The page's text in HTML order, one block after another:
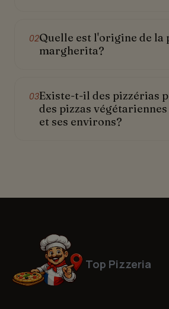
02Quelle est l'origine de la
margherita?
03Existe-t-il des pizzérias
des pizzas
et ses environs?
Top Pizzeria